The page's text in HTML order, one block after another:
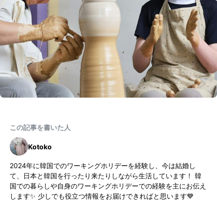
この記事を書いた人
Kotoko
2024年に韓国でのワーキングホリデーを経験し、今は結婚し
て、日本と韓国を行ったり来たりしながら生活しています！ 韓
国での暮らしや自身のワーキングホリデーでの経験を主にお伝え
します✨ 少しでも役立つ情報をお届けできればと思います💙